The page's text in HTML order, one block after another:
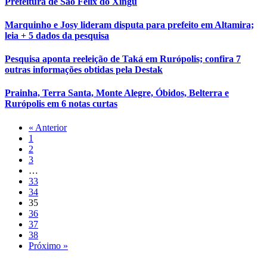
Marquinho e Josy lideram disputa para prefeito em Altamira;
leia + 5 dados da pesquisa
Pesquisa aponta reeleição de Taká em Rurópolis; confira 7
outras informações obtidas pela Destak
Prainha, Terra Santa, Monte Alegre, Óbidos, Belterra e
Rurópolis em 6 notas curtas
« Anterior
1
2
3
…
33
34
35
36
37
38
Próximo »